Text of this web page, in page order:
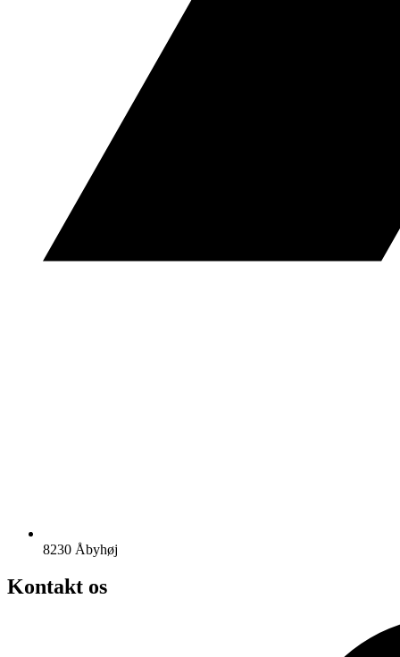
8230 Åbyhøj
Kontakt os